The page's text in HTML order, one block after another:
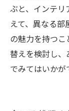
ぶと、インテリ
えて、異なる
の魅力を持つ
替えを検討し
でみてはいかが